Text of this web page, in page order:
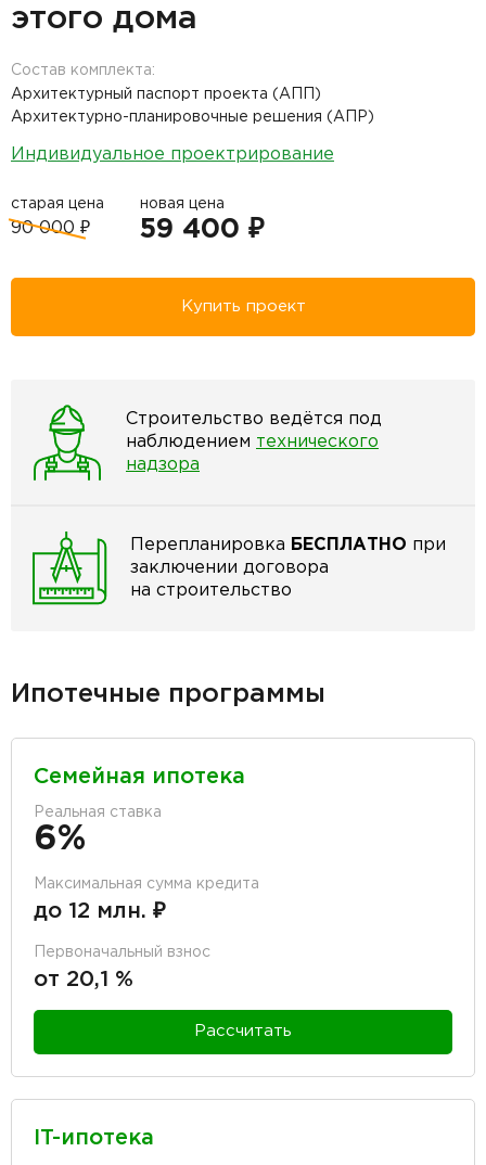
этого дома
Состав комплекта:
Архитектурный паспорт проекта (АПП)
Архитектурно-планировочные решения (АПР)
Индивидуальное проектрирование
старая цена
90 000 ₽
новая цена
59 400 ₽
Купить проект
Строительство ведётся под
наблюдением технического
надзора
Перепланировка БЕСПЛАТНО при
заключении договора
на строительство
Ипотечные программы
Семейная ипотека
Реальная ставка
6%
Максимальная сумма кредита
до 12 млн. ₽
Первоначальный взнос
от 20,1 %
Рассчитать
IT-ипотека